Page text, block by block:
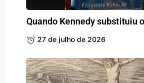
Quando Kennedy substituiu
27 de julho de 2026